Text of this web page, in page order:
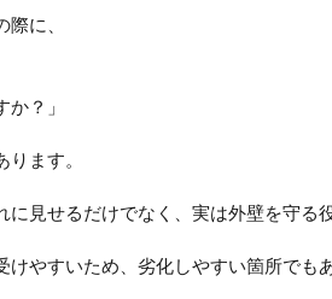
に、
？」
ます。
見せるだけでなく、実は外壁を守る
やすいため、劣化しやすい箇所でも